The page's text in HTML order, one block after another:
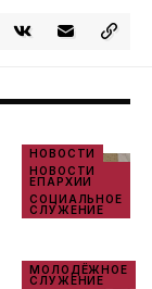
НОВОСТИ
НОВОСТИ
ЕПАРХИИ
СОЦИАЛЬНОЕ
СЛУЖЕНИЕ
МОЛОДЁЖНОЕ
СЛУЖЕНИЕ